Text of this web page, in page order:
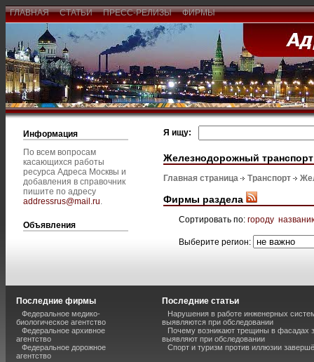
ГЛАВНАЯ СТАТЬИ ПРЕСС-РЕЛИЗЫ ФИРМЫ
Информация
По всем вопросам
касающихся работы
ресурса Адреса Москвы и
добавления в справочник
пишите по адресу
addressrus@mail.ru.
Объявления
Я ищу:
Железнодорожный транспорт
Главная страница Транспорт
Фирмы раздела
Сортировать по: городу
Выберите регион:
Последние фирмы
Федеральное медико-
биологическое агентство
Федеральное архивное
агентство
Федеральное дорожное
агентство
Последние статьи
Нарушения в работе инженерных
выявляются при обследовании
Почему возникают трещины в фасадах
выявляют при обследовании
Спорт и туризм против иллюзии